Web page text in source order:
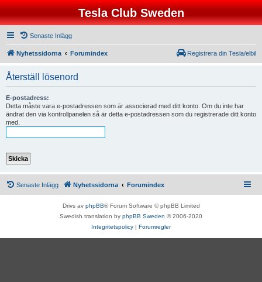
Tesla Club Sweden
Senaste Inlägg
Nyhetssidorna Forumindex Registrera din Tesla/elbil
Återställ lösenord
E-postadress:
Detta måste vara e-postadressen som är associerad med ditt konto. Om du inte har
ändrat den via kontrollpanelen så är detta e-postadressen som du registrerade ditt konto
med.
Senaste Inlägg Nyhetssidorna Forumindex
Drivs av phpBB® Forum Software © phpBB Limited
Swedish translation by phpBB Sweden © 2006-2020
Integritetspolicy | Forumregler